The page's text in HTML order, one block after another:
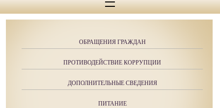
ОБРАЩЕНИЯ ГРАЖДАН
ПРОТИВОДЕЙСТВИЕ КОРРУПЦИИ
ДОПОЛНИТЕЛЬНЫЕ СВЕДЕНИЯ
ПИТАНИЕ